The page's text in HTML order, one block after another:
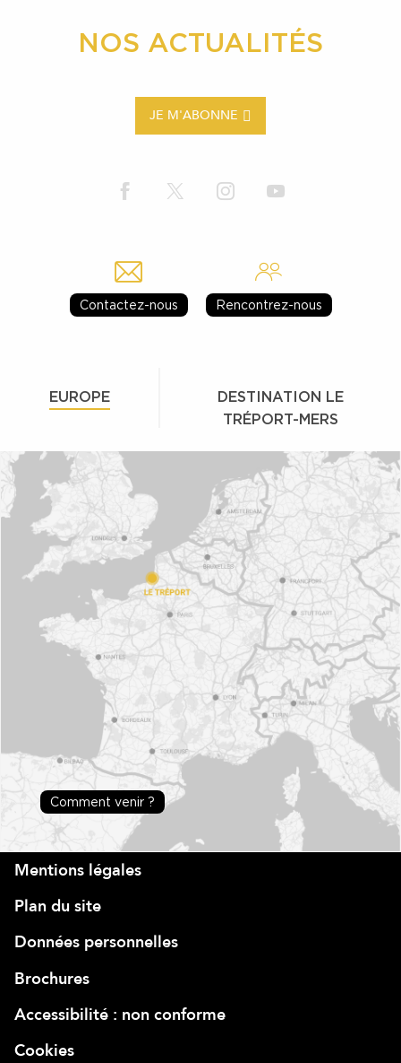
NOS ACTUALITÉS
JE M'ABONNE
Contactez-nous Rencontrez-nous
EUROPE
DESTINATION LE
TRÉPORT-MERS
Comment venir ?
Mentions légales
Plan du site
Données personnelles
Brochures
Accessibilité : non conforme
Cookies